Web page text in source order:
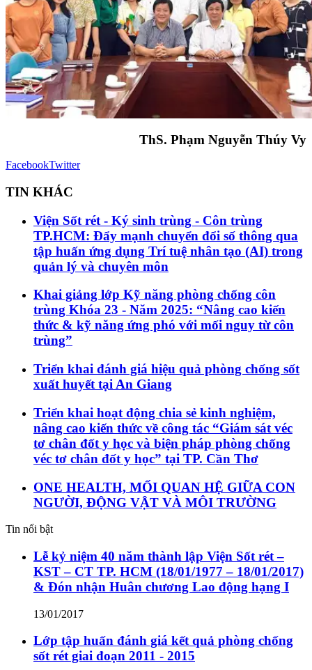
ThS. Phạm Nguyễn Thúy Vy
FacebookTwitter
TIN KHÁC
Viện Sốt rét - Ký sinh trùng - Côn trùng
TP.HCM: Đẩy mạnh chuyển đổi số thông qua
tập huấn ứng dụng Trí tuệ nhân tạo (AI) trong
quản lý và chuyên môn
Khai giảng lớp Kỹ năng phòng chống côn
trùng Khóa 23 - Năm 2025: “Nâng cao kiến
thức & kỹ năng ứng phó với mối nguy từ côn
trùng”
Triển khai đánh giá hiệu quả phòng chống sốt
xuất huyết tại An Giang
Triển khai hoạt động chia sẻ kinh nghiệm,
nâng cao kiến thức về công tác “Giám sát véc
tơ chân đốt y học và biện pháp phòng chống
véc tơ chân đốt y học” tại TP. Cần Thơ
ONE HEALTH, MỐI QUAN HỆ GIỮA CON
NGƯỜI, ĐỘNG VẬT VÀ MÔI TRƯỜNG
Tin nổi bật
Lễ kỷ niệm 40 năm thành lập Viện Sốt rét –
KST – CT TP. HCM (18/01/1977 – 18/01/2017)
& Đón nhận Huân chương Lao động hạng I
13/01/2017
Lớp tập huấn đánh giá kết quả phòng chống
sốt rét giai đoạn 2011 - 2015